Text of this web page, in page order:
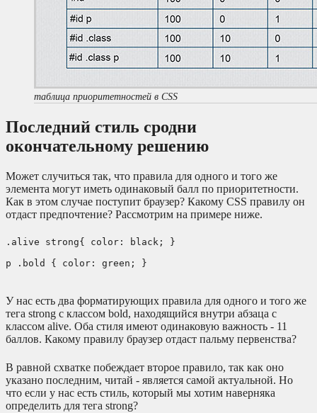
таблица приоритетностей в CSS
Последний стиль сродни
окончательному решению
Может случиться так, что правила для одного и того же
элемента могут иметь одинаковый балл по приоритетности.
Как в этом случае поступит браузер? Какому CSS правилу он
отдаст предпочтение? Рассмотрим на примере ниже.
.alive strong{ color: black; }
p .bold { color: green; }
У нас есть два форматирующих правила для одного и того же
тега strong с классом bold, находящийся внутри абзаца с
классом alive. Оба стиля имеют одинаковую важность - 11
баллов. Какому правилу браузер отдаст пальму первенства?
В равной схватке побеждает второе правило, так как оно
указано последним, читай - является самой актуальной. Но
что если у нас есть стиль, который мы хотим наверняка
определить для тега strong?